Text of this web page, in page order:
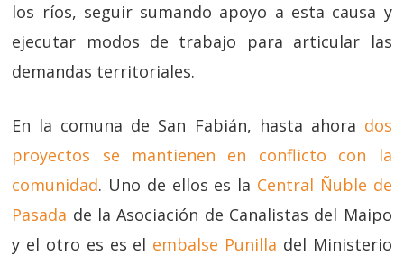
los ríos, seguir sumando apoyo a esta causa y
ejecutar modos de trabajo para articular las
demandas territoriales.
En la comuna de San Fabián, hasta ahora dos
proyectos se mantienen en conflicto con la
comunidad. Uno de ellos es la Central Ñuble de
Pasada de la Asociación de Canalistas del Maipo
y el otro es es el embalse Punilla del Ministerio